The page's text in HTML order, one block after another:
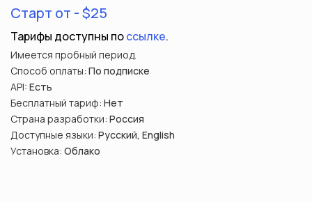
Старт от - $25
Тарифы доступны поссылке.
Имеется пробный период.
Способ оплаты: По подписке
API: Есть
Бесплатный тариф: Нет
Страна разработки: Россия
Доступные языки: Русский, English
Установка: Облако